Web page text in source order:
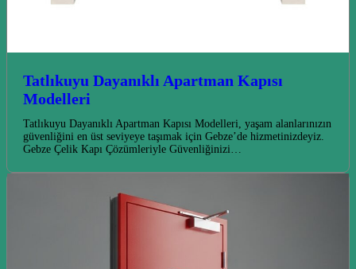
Tatlıkuyu Dayanıklı Apartman Kapısı
Modelleri
Tatlıkuyu Dayanıklı Apartman Kapısı Modelleri, yaşam alanlarınızın
güvenliğini en üst seviyeye taşımak için Gebze’de hizmetinizdeyiz.
Gebze Çelik Kapı Çözümleriyle Güvenliğinizi…